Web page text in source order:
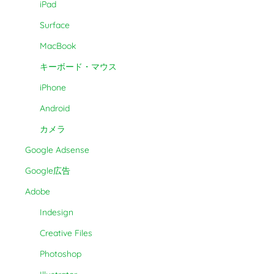
iPad
Surface
MacBook
キーボード・マウス
iPhone
Android
カメラ
Google Adsense
Google広告
Adobe
Indesign
Creative Files
Photoshop